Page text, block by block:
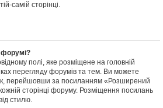
самій сторінці.
форумі?
полі, яке розміщене на головній
перегляду форумів та тем. Ви можете
перейшовши за посиланням «Розширений
сторінці форуму. Розміщення посилань
стилю.